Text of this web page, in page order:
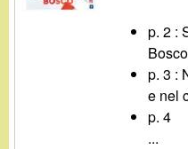
p. 2 :
Bosco
p. 3 :
e nel
p. 4
...